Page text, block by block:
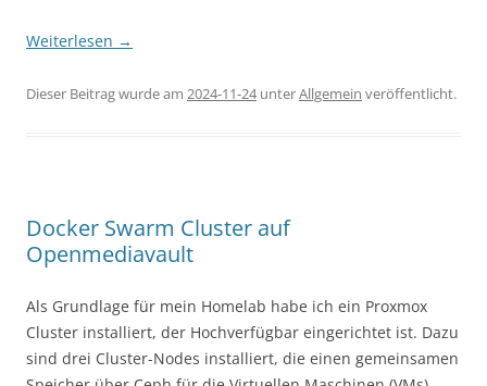
Weiterlesen →
Dieser Beitrag wurde am 2024-11-24unterAllgemein veröffentlicht.
Docker Swarm Cluster auf
Openmediavault
Als Grundlage für mein Homelab habe ich ein Proxmox
Cluster installiert, der Hochverfügbar eingerichtet ist. Dazu
sind drei Cluster-Nodes installiert, die einen gemeinsamen